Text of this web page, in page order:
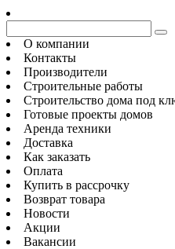
О компании
Контакты
Производители
Строительные работы
Строительство дома под
Готовые проекты домов
Аренда техники
Доставка
Как заказать
Оплата
Купить в рассрочку
Возврат товара
Новости
Акции
Вакансии